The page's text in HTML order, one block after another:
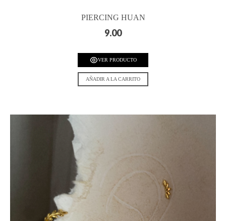
PIERCING HUAN
9.00
VER PRODUCTO
AÑADIR A LA CARRITO